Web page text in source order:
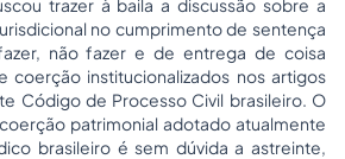
trazer à baila a discussão sobre a
no cumprimento de sentença
não fazer e de entrega de coisa
coerção institucionalizados nos artigos
Código de Processo Civil brasileiro. O
patrimonial adotado atualmente
brasileiro é sem dúvida a astreinte,